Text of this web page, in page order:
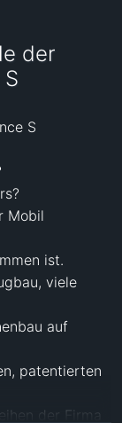
der
S
Mobil
ist.
viele
auf
patentierten
der Firma